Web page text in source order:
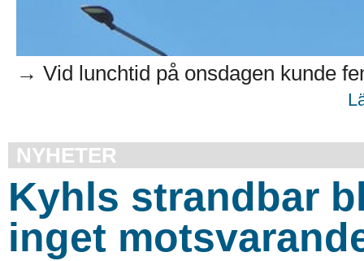
→ Vid lunchtid på onsdagen kunde
NYHETER
Kyhls strandbar
inget